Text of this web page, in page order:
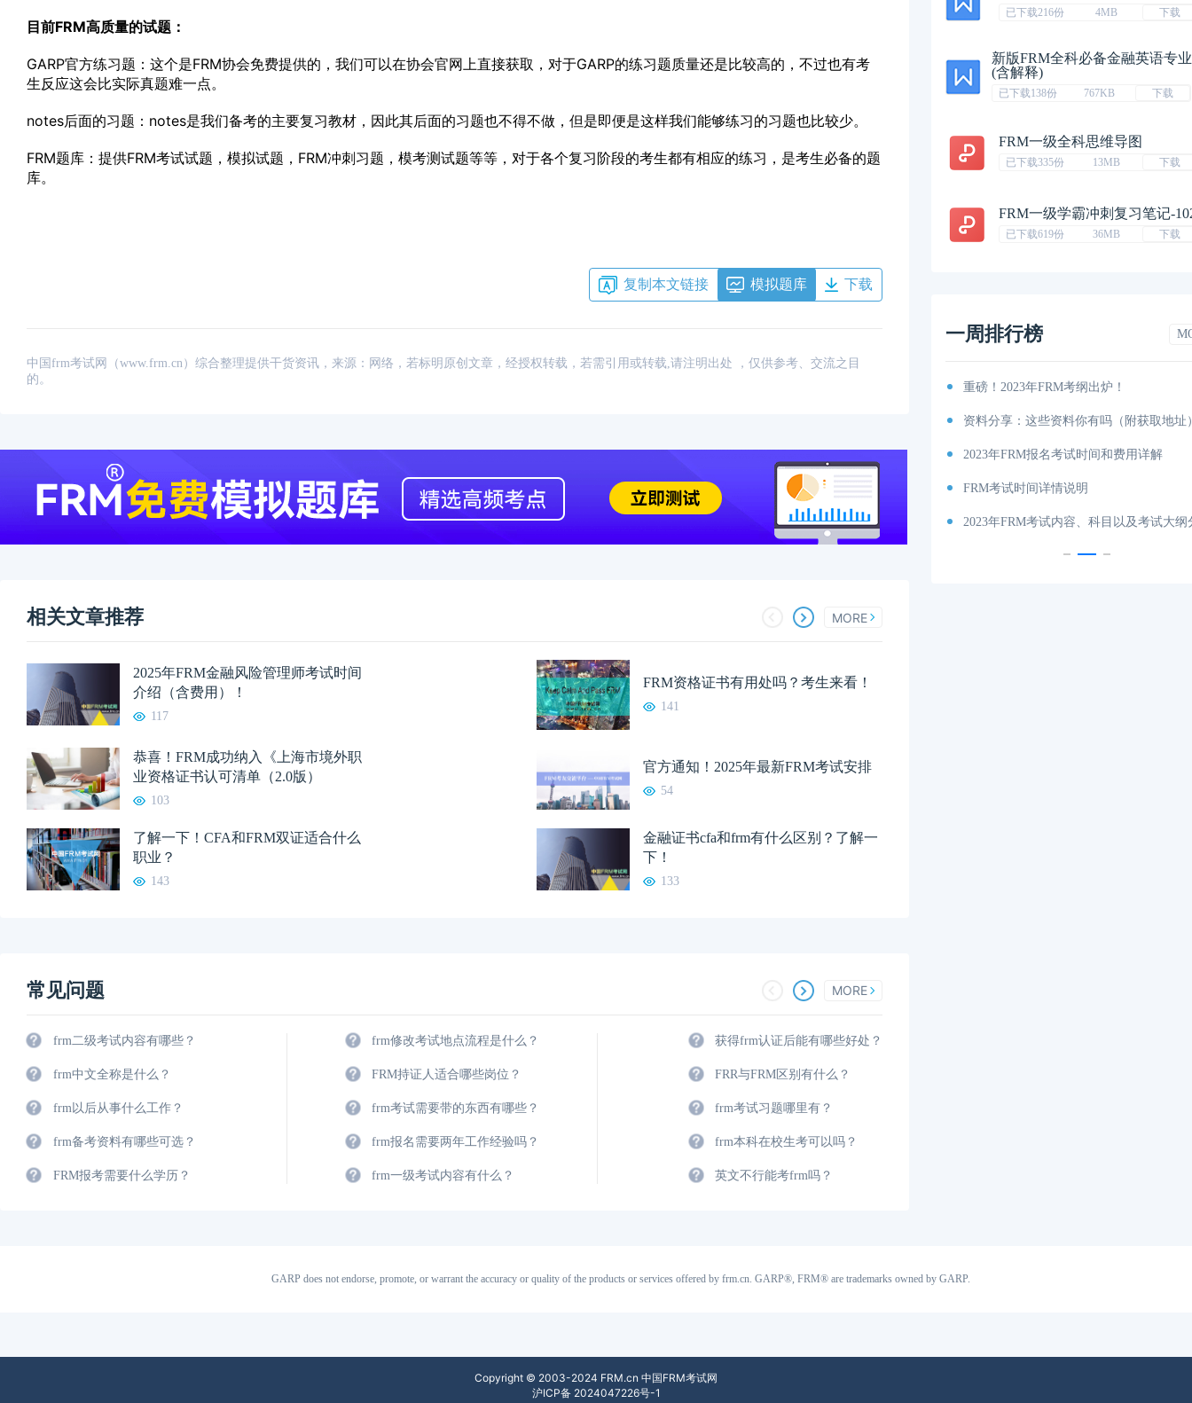
目前FRM高质量的试题：
GARP官方练习题：这个是FRM协会免费提供的，我们可以在协会官网上直接获取，对于GARP的练习题质量还是比较高的，不过也有考
生反应这会比实际真题难一点。
notes后面的习题：notes是我们备考的主要复习教材，因此其后面的习题也不得不做，但是即便是这样我们能够练习的习题也比较少。
FRM题库：提供FRM考试试题，模拟试题，FRM冲刺习题，模考测试题等等，对于各个复习阶段的考生都有相应的练习，是考生必备的题
库。
复制本文链接 模拟题库 下载
中国frm考试网（www.frm.cn）综合整理提供干货资讯，来源：网络，若标明原创文章，经授权转载，若需引用或转载,请注明出处 ，仅供参考、交流之目
的。
相关文章推荐 MORE
2025年FRM金融风险管理师考试时间
介绍（含费用）！
117
FRM资格证书有用处吗？考生来看！
141
恭喜！FRM成功纳入《上海市境外职
业资格证书认可清单（2.0版）
103
官方通知！2025年最新FRM考试安排
54
了解一下！CFA和FRM双证适合什么
职业？
143
金融证书cfa和frm有什么区别？了解一
下！
133
常见问题 MORE
frm二级考试内容有哪些？
frm中文全称是什么？
frm以后从事什么工作？
frm备考资料有哪些可选？
FRM报考需要什么学历？
frm修改考试地点流程是什么？
FRM持证人适合哪些岗位？
frm考试需要带的东西有哪些？
frm报名需要两年工作经验吗？
frm一级考试内容有什么？
获得frm认证后能有哪些好处？
FRR与FRM区别有什么？
frm考试习题哪里有？
frm本科在校生考可以吗？
英文不行能考frm吗？
已下载216份 4MB 下载
新版FRM全科必备金融英语专
(含解释)
已下载138份 767KB 下载
FRM一级全科思维导图
已下载335份 13MB 下载
FRM一级学霸冲刺复习笔记-
已下载619份 36MB 下载
一周排行榜
FRM考试知识点：马科维茨有效前沿
2023年FRM考试科目及考试内容介绍！
重磅！2023年FRM考纲出炉！
资料分享：这些资料你有吗（附获取地址
2023年FRM报名考试时间和费用详解
FRM考试时间详情说明
2023年FRM考试内容、科目以及考试大纲
GARP does not endorse, promote, or warrant the accuracy or quality of the products or services offered by frm.cn. GARP®, FRM® are trademarks owned by GARP.
Copyright © 2003-2024 FRM.cn 中国FRM考试网
沪ICP备 2024047226号-1